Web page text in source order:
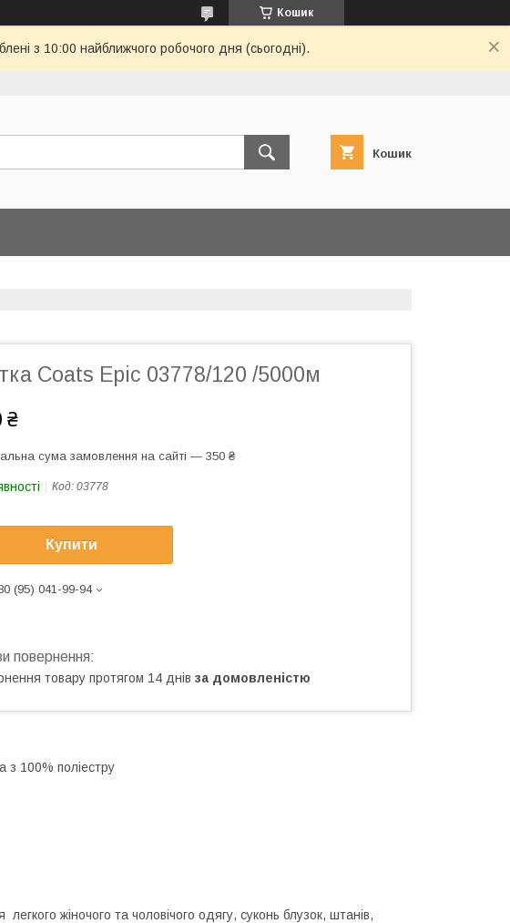
Кошик
з 10:00 найближчого робочого дня (сьогодні).
Кошик
Coats Epic 03778/120 /5000м
₴
сума замовлення на сайті — 350 ₴
Код: 03778
Купити
(95) 041-99-94
товару протягом 14 днів за домовленістю
100% поліестру
жіночого та чоловічого одягу, суконь блузок, штанів,